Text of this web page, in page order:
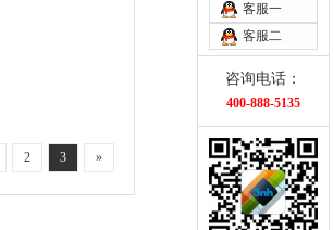
2 3 »
客服一
客服二
咨询电话：
400-888-5135